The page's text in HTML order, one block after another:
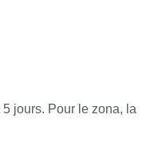
jours. Pour le zona, la